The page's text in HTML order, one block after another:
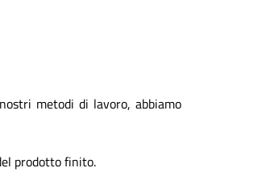
metodi di lavoro, abbiamo
prodotto finito.